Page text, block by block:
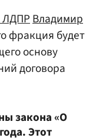
ЛДПРВладимир
фракция будет
основу
договора
закона «О
Этот